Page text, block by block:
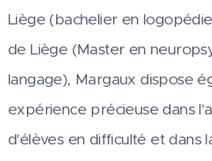
Liège (bachelier en
de Liège (Master en
langage), Margaux dispose
expérience précieuse dans
d'élèves en difficulté et dans